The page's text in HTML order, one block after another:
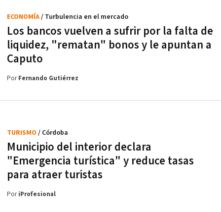
Los bancos vuelven a sufrir por la falta de
liquidez, "rematan" bonos y le apuntan a
Caputo
ECONOMÍA/ Turbulencia en el mercado
PorFernando Gutiérrez
Municipio del interior declara
"Emergencia turística" y reduce tasas
para atraer turistas
TURISMO / Córdoba
PoriProfesional